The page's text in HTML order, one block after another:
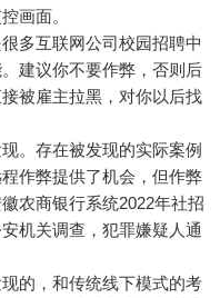
画面。
多互联网公司校园招聘中
建议你不要作弊，否则后
被雇主拉黑，对你以后找
。存在被发现的实际案例
作弊提供了机会，但作弊
农商银行系统2022年社招
机关调查，犯罪嫌疑人通
的，和传统线下模式的考